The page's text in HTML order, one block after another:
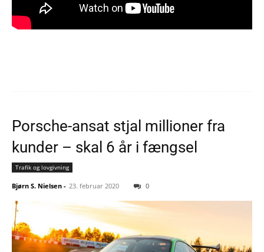
Porsche-ansat stjal millioner fra
kunder – skal 6 år i fængsel
Trafik og lovgivning
Bjørn S. Nielsen - 23. februar 2020 0